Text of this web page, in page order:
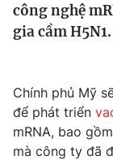
Thế giới đó đây
Câu chuyện
Tài chính
Góc doanh
Dữ liệu và đời
Truyền hình
Phim VTV
Hậu trường
Giải trí
công nghệ
gia cầm H5N1.
Chính phủ Mỹ
để phát triển
mRNA, bao
mà công ty đã